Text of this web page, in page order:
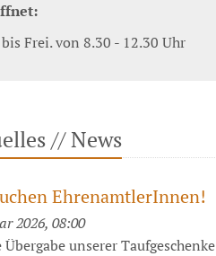
Frei. von 8.30 - 12.30 Uhr
// News
EhrenamtlerInnen!
2026, 08:00
unserer Taufgeschenke